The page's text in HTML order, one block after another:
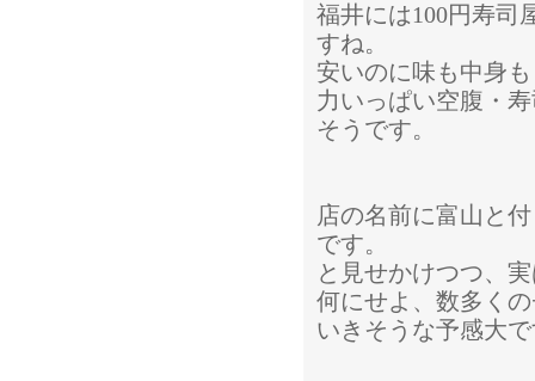
福井には100円寿司
すね。
安いのに味も中身
力いっぱい空腹・
そうです。
店の名前に富山と
です。
と見せかけつつ、
何にせよ、数多く
いきそうな予感大